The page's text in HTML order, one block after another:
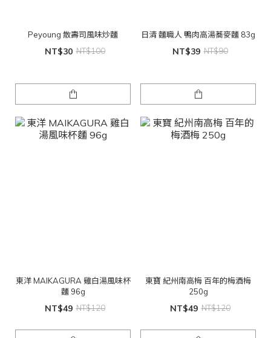
Peyoung 散壽司風味炒麵
NT$30 NT$100
日清 麵職人 鴨肉高湯蕎麥麵 83g
NT$39 NT$90
東洋 MAIKAGURA 雞白湯風味杯
麵 96g
NT$49 NT$120
東寶 紀州南高梅 百年的梅酒梅
250g
NT$49 NT$120